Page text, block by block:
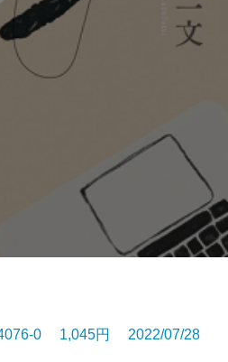
0 1,045円 2022/07/28